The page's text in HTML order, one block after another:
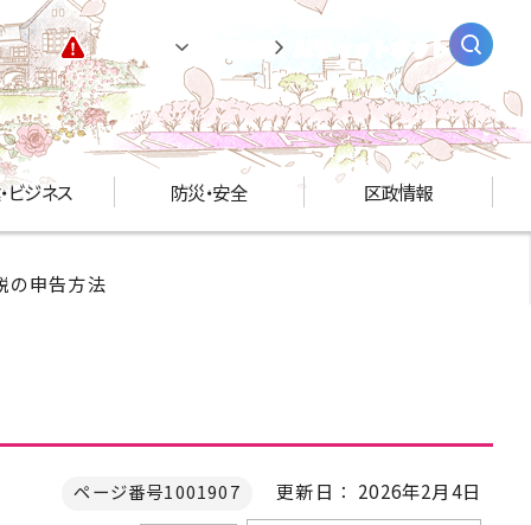
緊急情報 AIチャットボット
ビジネス 防災・安全 区政情報
の申告方法
ページ番号1001907 更新日： 2026年2月4日